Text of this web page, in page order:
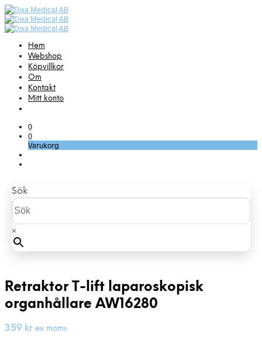
Hem
Webshop
Köpvillkor
Om
Kontakt
Mitt konto
0
0
Varukorg
Sök
×
Retraktor T-lift laparoskopisk
organhållare AW16280
359 kr ex moms